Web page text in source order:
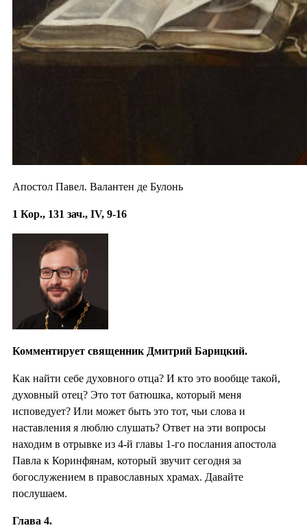
Апостол Павел. Валантен де Булонь
1 Кор., 131 зач., IV, 9-16
Комментирует священник Дмитрий Барицкий.
Как найти себе духовного отца? И кто это вообще такой,
духовный отец? Это тот батюшка, который меня
исповедует? Или может быть это тот, чьи слова и
наставления я люблю слушать? Ответ на эти вопросы
находим в отрывке из 4-й главы 1-го послания апостола
Павла к Коринфянам, который звучит сегодня за
богослужением в православных храмах. Давайте
послушаем.
Глава 4.